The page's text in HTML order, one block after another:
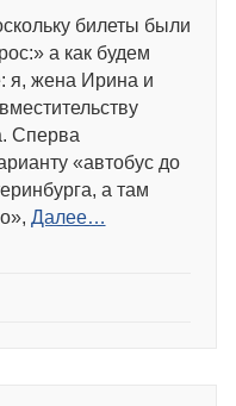
билеты были
а как будем
я, жена Ирина и
Сперва
«автобус до
а там
Далее…